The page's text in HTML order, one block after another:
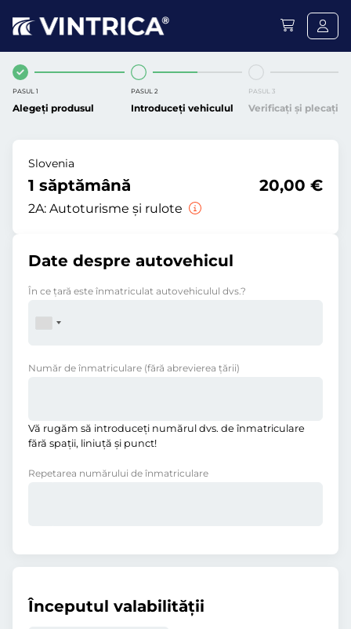
PASUL 1
Alegeți produsul
PASUL 2
Introduceți vehiculul
PASUL 3
Verificați și plecați
Slovenia
1 săptămână
2A: Autoturisme și rulote
20,00 €
Date despre autovehicul
În ce ţară este înmatriculat autovehiculul dvs.?
Număr de înmatriculare (fără abrevierea ţării)
Vă rugăm să introduceţi numărul dvs. de înmatriculare
fără spații, liniuţă și punct!
Repetarea numărului de înmatriculare
Începutul valabilităţii